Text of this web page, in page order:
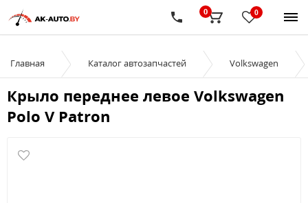
0
0
Главная Каталог автозапчастей Volkswagen
Крыло переднее левое Volkswagen
Polo V Patron